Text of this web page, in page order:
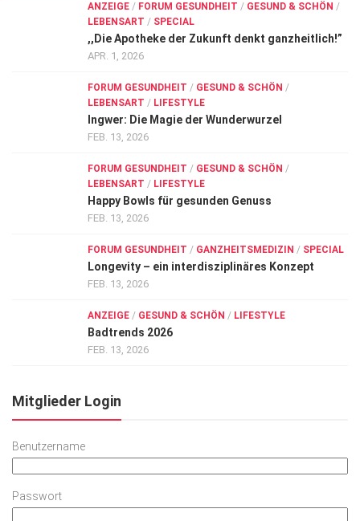
ANZEIGE / FORUM GESUNDHEIT / GESUND & SCHÖN /
LEBENSART / SPECIAL
,,Die Apotheke der Zukunft denkt ganzheitlich!”
APR. 1, 2026
FORUM GESUNDHEIT / GESUND & SCHÖN /
LEBENSART / LIFESTYLE
Ingwer: Die Magie der Wunderwurzel
FEB. 13, 2026
FORUM GESUNDHEIT / GESUND & SCHÖN /
LEBENSART / LIFESTYLE
Happy Bowls für gesunden Genuss
FEB. 13, 2026
FORUM GESUNDHEIT / GANZHEITSMEDIZIN / SPECIAL
Longevity – ein interdisziplinäres Konzept
FEB. 13, 2026
ANZEIGE / GESUND & SCHÖN / LIFESTYLE
Badtrends 2026
FEB. 13, 2026
Mitglieder Login
Benutzername
Passwort